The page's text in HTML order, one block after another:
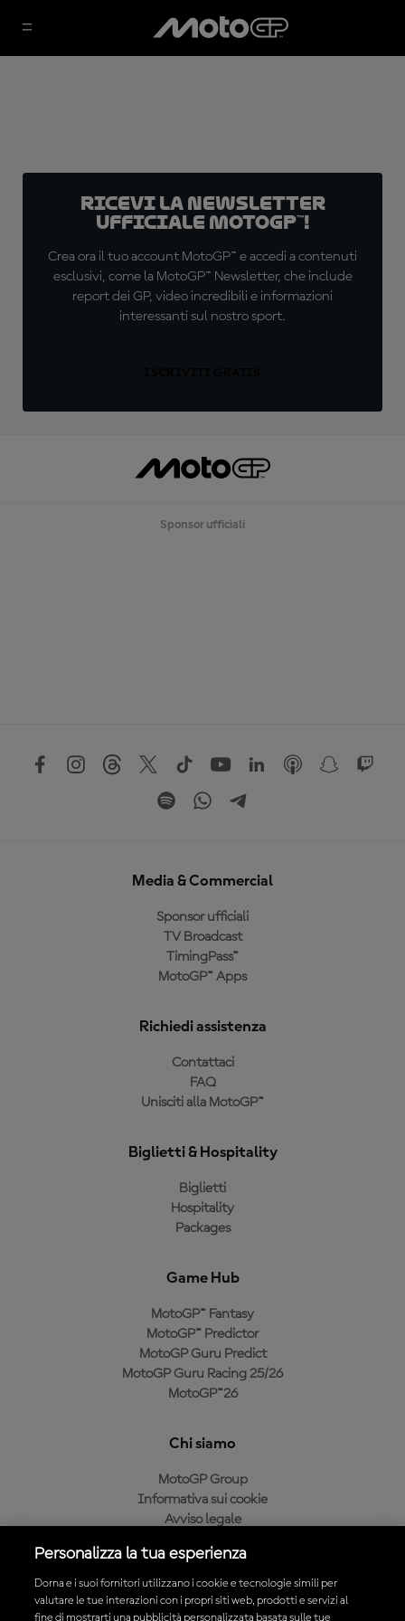
Ricevi la newsletter
ufficiale MotoGP™!
Crea ora il tuo account MotoGP™ e accedi a contenuti
esclusivi, come la MotoGP™ Newsletter, che include
report dei GP, video incredibili e informazioni
interessanti sul nostro sport.
Sponsor ufficiali
Media & Commercial
Sponsor ufficiali
TV Broadcast
TimingPass™
MotoGP™ Apps
Richiedi assistenza
Contattaci
FAQ
Unisciti alla MotoGP™
Biglietti & Hospitality
Biglietti
Hospitality
Packages
Game Hub
MotoGP™ Fantasy
MotoGP™ Predictor
MotoGP Guru Predict
MotoGP Guru Racing 25/26
MotoGP™26
Chi siamo
MotoGP Group
Informativa sui cookie
Avviso legale
Condizioni di acquisto
Personalizza la tua esperienza
Dorna e i suoi fornitori utilizzano i cookie e tecnologie simili per
valutare le tue interazioni con i propri siti web, prodotti e servizi al
fine di mostrarti una pubblicità personalizzata basata sulle tue